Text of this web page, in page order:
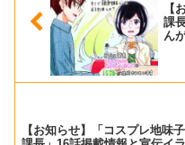
【
課
ん
【お知らせ】「コスプレ地味